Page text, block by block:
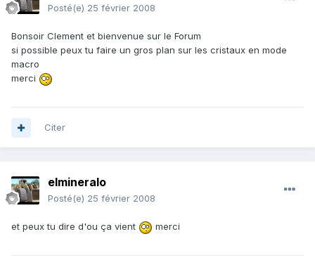
Posté(e) 25 février 2008
Bonsoir Clement et bienvenue sur le Forum
si possible peux tu faire un gros plan sur les cristaux en mode
macro
merci
Citer
elmineralo
Posté(e) 25 février 2008
et peux tu dire d'ou ça vient merci